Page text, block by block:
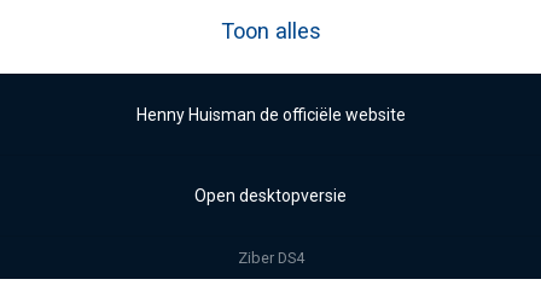
Toon alles
Henny Huisman de officiële website
Open desktopversie
Ziber DS4